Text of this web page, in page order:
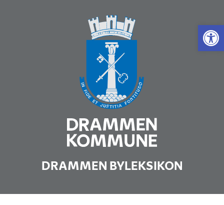
Vis
DRAMMEN BYLEKSIKON